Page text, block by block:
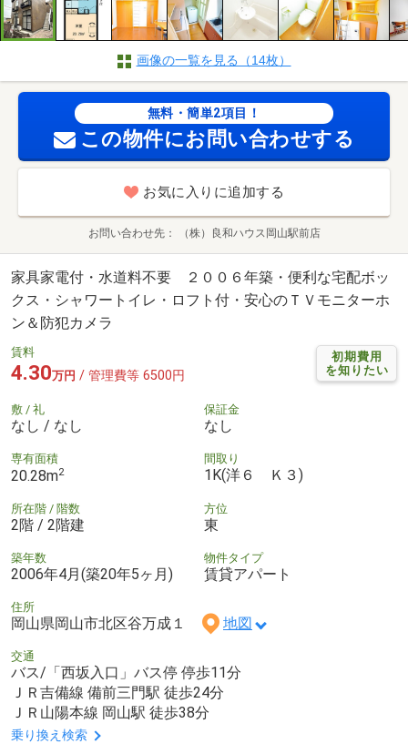
画像の一覧を見る（14枚）
無料・簡単2項目！
この物件にお問い合わせする
お気に入りに追加する
お問い合わせ先 （株）良和ハウス岡山駅前店
家具家電付・水道料不要 ２００６年築・便利な宅配ボッ
クス・シャワートイレ・ロフト付・安心のＴＶモニターホ
ン＆防犯カメラ
初期費用
を知りたい
賃料
4.30万円 / 管理費等 6500円
敷 / 礼
なし / なし
保証金
なし
専有面積
20.28m2
間取り
1K(洋６ Ｋ３)
所在階 / 階数
2階 / 2階建
方位
東
築年数
2006年4月(築20年5ヶ月)
物件タイプ
賃貸アパート
住所
岡山県岡山市北区谷万成１ 地図
交通
バス/「西坂入口」バス停 停歩11分
ＪＲ吉備線 備前三門駅 徒歩24分
ＪＲ山陽本線 岡山駅 徒歩38分
乗り換え検索